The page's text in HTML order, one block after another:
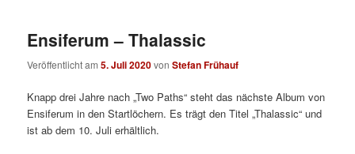
Ensiferum – Thalassic
Veröffentlicht am5. Juli 2020vonStefan Frühauf
Knapp drei Jahre nach „Two Paths“ steht das nächste Album von
Ensiferum in den Startlöchern. Es trägt den Titel „Thalassic“ und
ist ab dem 10. Juli erhältlich.